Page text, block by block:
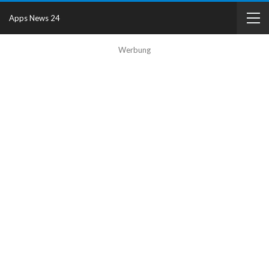
Werbung
Apps News 24